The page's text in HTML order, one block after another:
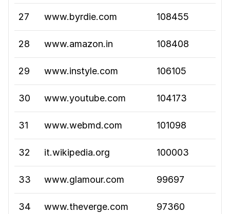
27 www.byrdie.com 108455
28 www.amazon.in 108408
29 www.instyle.com 106105
30 www.youtube.com 104173
31 www.webmd.com 101098
32 it.wikipedia.org 100003
33 www.glamour.com 99697
34 www.theverge.com 97360